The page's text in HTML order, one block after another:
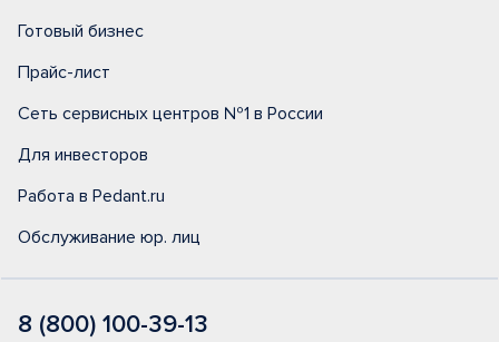
Готовый бизнес
Прайс-лист
Сеть сервисных центров №1 в России
Для инвесторов
Работа в Pedant.ru
Обслуживание юр. лиц
8 (800) 100-39-13